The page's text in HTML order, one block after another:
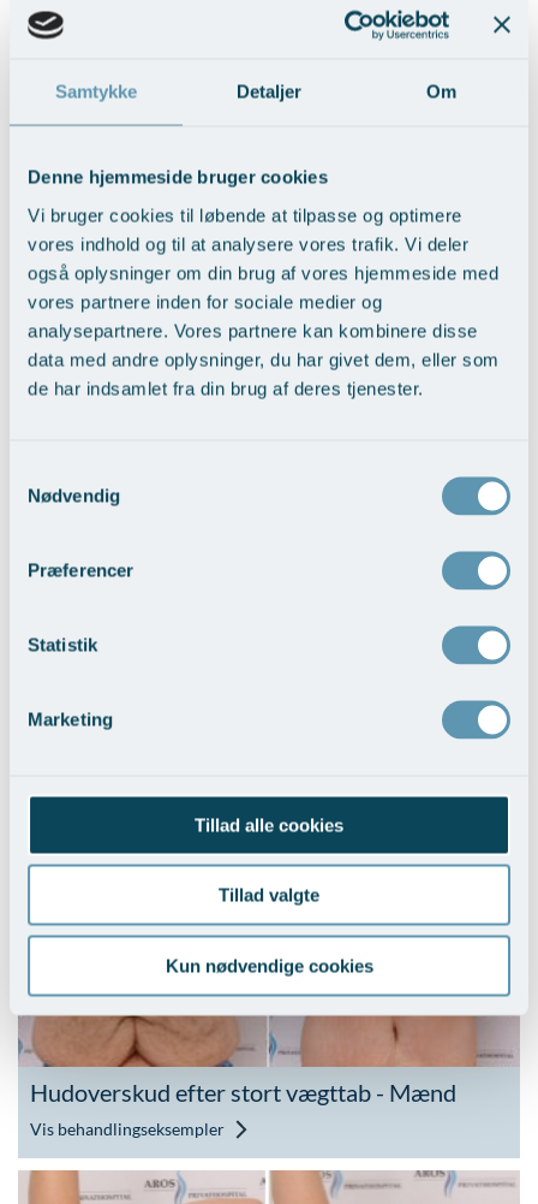
Samtykke Detaljer Om
Denne hjemmeside bruger cookies
Vi bruger cookies til løbende at tilpasse og optimere
vores indhold og til at analysere vores trafik. Vi deler
også oplysninger om din brug af vores hjemmeside med
vores partnere inden for sociale medier og
analysepartnere. Vores partnere kan kombinere disse
data med andre oplysninger, du har givet dem, eller som
de har indsamlet fra din brug af deres tjenester.
Nødvendig
Præferencer
Statistik
Marketing
Tillad alle cookies
Tillad valgte
Kun nødvendige cookies
Løft af balder og lår – Tangaløft
Vis behandlingseksempler
Vis behandlingseksempler
Hudoverskud efter stort vægttab - Mænd
Vis behandlingseksempler